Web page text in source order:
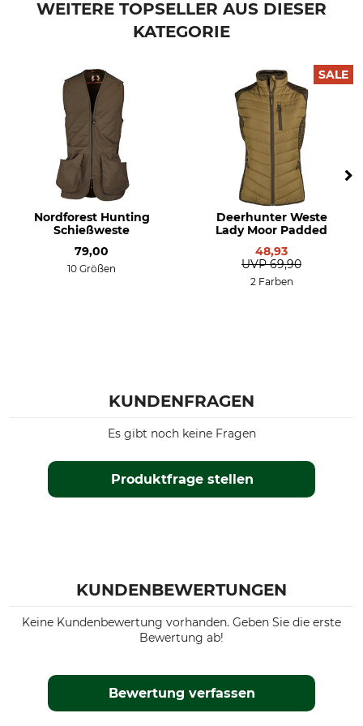
Farbe
Konfektionsgröße
WEITERE TOPSELLER AUS DIESER
KATEGORIE
Nordforest Hunting
Schießweste
79,00
10 Größen
SALE
Deerhunter Weste
Lady Moor Padded
48,93
UVP 69,90
2 Farben
KUNDENFRAGEN
Produktfrage stellen
Es gibt noch keine Fragen
KUNDENBEWERTUNGEN
Keine Kundenbewertung vorhanden. Geben Sie die erste
Bewertung ab!
Bewertung verfassen